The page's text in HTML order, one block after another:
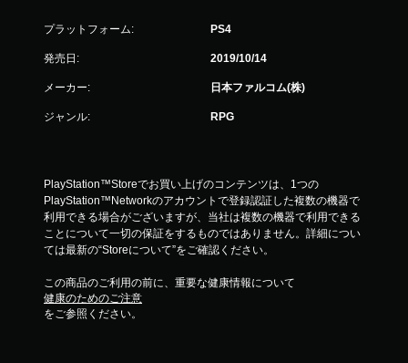
プラットフォーム: PS4
発売日: 2019/10/14
メーカー: 日本ファルコム(株)
ジャンル: RPG
PlayStation™Storeでお買い上げのコンテンツは、1つの
PlayStation™Networkのアカウントで登録認証した複数の機器で
利用できる場合がございますが、当社は複数の機器で利用できる
ことについて一切の保証をするものではありません。詳細につい
ては最新の“Storeについて”をご確認ください。
この商品のご利用の前に、重要な健康情報について
健康のためのご注意
をご参照ください。